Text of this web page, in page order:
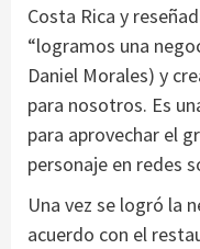
Costa Rica y
“logramos una
Daniel Morales) y
para nosotros. Es
para aprovechar el
personaje en redes
Una vez se logró la
acuerdo con el